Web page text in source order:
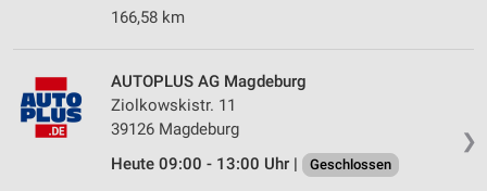
166,58 km
❯
AUTOPLUS AG Magdeburg
Ziolkowskistr. 11
39126 Magdeburg
Heute 09:00 - 13:00 Uhr |
Geschlossen